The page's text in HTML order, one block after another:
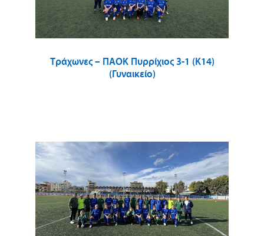
Τράχωνες – ΠΑΟΚ Πυρρίχιος 3-1 (Κ14)
(Γυναικείο)